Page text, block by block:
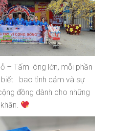
– Tấm lòng lớn, mỗi phần
biết bao tình cảm và sự
đồng dành cho những